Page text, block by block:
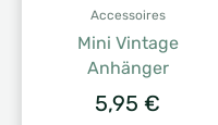
Accessoires
Mini Vintage
Anhänger
5,95 €